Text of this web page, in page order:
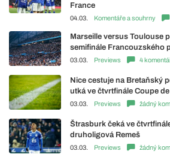
France
04.03. Komentáře a souhrny
Marseille versus Toulouse
semifinále Francouzského
03.03. Previews 4
Nice cestuje na Bretaňský
utká ve čtvrtfinále Coupe
03.03. Previews žádný
Štrasburk čeká ve
druholigová Remeš
03.03. Previews žádný